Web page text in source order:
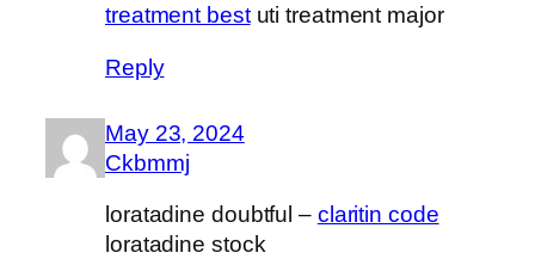
treatment bestuti treatment major
Reply
May 23, 2024
Ckbmmj
loratadine doubtful – claritin code
loratadine stock